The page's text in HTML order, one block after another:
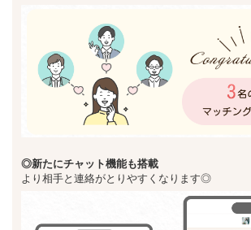
◎新たにチャット機能も搭載
より相手と連絡がとりやすくなります◎